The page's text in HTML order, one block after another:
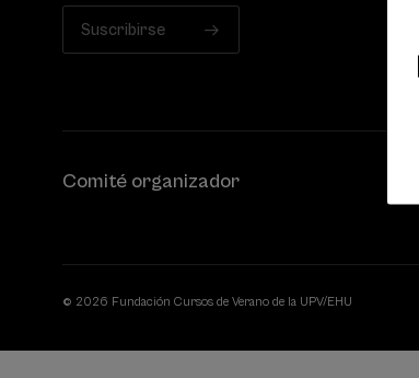
Suscribirse
Comité organizador
© 2026 Fundación Cursos de Verano de la UPV/EHU